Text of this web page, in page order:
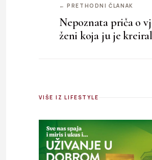
← PRETHODNI ČLANAK
Nepoznata priča o
ženi koja ju je
VIŠE IZ LIFESTYLE